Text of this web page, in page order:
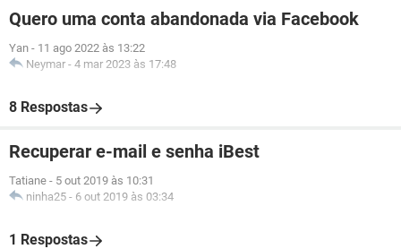
Quero uma conta abandonada via Facebook
Yan - 11 ago 2022 às 13:22
Neymar - 4 mar 2023 às 17:48
8 Respostas
Recuperar e-mail e senha iBest
Tatiane - 5 out 2019 às 10:31
ninha25 - 6 out 2019 às 03:34
1 Respostas